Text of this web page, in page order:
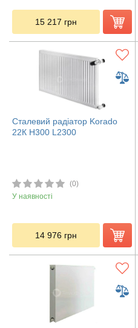
15 217 грн
Сталевий радіатор Korado
22К H300 L2300
(0)
У наявності
14 976 грн